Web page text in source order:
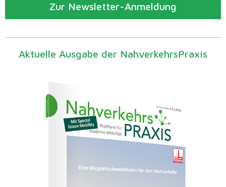
Zur Newsletter-Anmeldung
Aktuelle Ausgabe der NahverkehrsPraxis